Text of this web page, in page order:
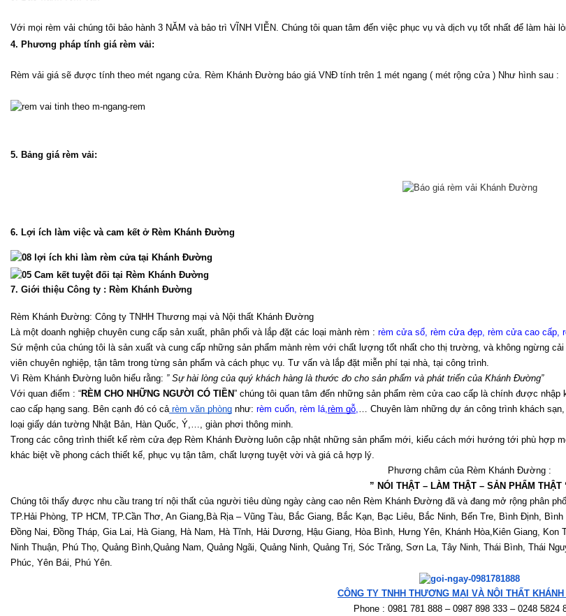
Với mọi rèm vải chúng tôi bảo hành 3 NĂM và bảo trì VĨNH VIỄN. Chúng tôi quan tâm đến việc phục vụ và dịch vụ tốt nhất để làm hài
4. Phương pháp tính giá rèm vải:
Rèm vải giá sẽ được tính theo mét ngang cửa. Rèm Khánh Đường báo giá VNĐ tính trên 1 mét ngang ( mét rộng cửa ) Như hình sau :
5. Bảng giá rèm vải:
6. Lợi ích làm việc và cam kết ở Rèm Khánh Đường
7. Giới thiệu Công ty : Rèm Khánh Đường
Rèm Khánh Đường: Công ty TNHH Thương mại và Nội thất Khánh Đường
Là một doanh nghiệp chuyên cung cấp sản xuất, phân phối và lắp đặt các loại mành rèm : rèm cửa sổ, rèm cửa đẹp, rèm cửa cao cấp,
Sứ mệnh của chúng tôi là sản xuất và cung cấp những sản phẩm mành rèm với chất lượng tốt nhất cho thị trường, và không ngừng
viên chuyên nghiệp, tận tâm trong từng sản phẩm và cách phục vụ. Tư vấn và lắp đặt miễn phí tại nhà, tại công trình.
Vì Rèm Khánh Đường luôn hiểu rằng: ” Sự hài lòng của quý khách hàng là thước đo cho sản phẩm và phát triển của Khánh Đường”
Với quan điểm : “RÈM CHO NHỮNG NGƯỜI CÓ TIỀN” chúng tôi quan tâm đến những sản phẩm rèm cửa cao cấp là chính được
cao cấp hạng sang. Bên cạnh đó có cả rèm văn phòng như: rèm cuốn, rèm lá,rèm gỗ,… Chuyên làm những dự án công trình khách
loại giấy dán tường Nhật Bản, Hàn Quốc, Ý,…, giàn phơi thông minh.
Trong các công trình thiết kế rèm cửa đẹp Rèm Khánh Đường luôn cập nhật những sản phẩm mới, kiểu cách mới hướng tới phù hợp
khác biệt về phong cách thiết kế, phục vụ tận tâm, chất lượng tuyệt vời và giá cả hợp lý.
Phương châm của Rèm Khánh Đường :
” NÓI THẬT – LÀM THẬT – SẢN PHẨM THẬT
Chúng tôi thấy được nhu cầu trang trí nội thất của người tiêu dùng ngày càng cao nên Rèm Khánh Đường đã và đang mở rộng phân
TP.Hải Phòng, TP HCM, TP.Cần Thơ, An Giang,Bà Rịa – Vũng Tàu, Bắc Giang, Bắc Kạn, Bạc Liêu, Bắc Ninh, Bến Tre, Bình Định,
Đồng Nai, Đồng Tháp, Gia Lai, Hà Giang, Hà Nam, Hà Tĩnh, Hải Dương, Hậu Giang, Hòa Bình, Hưng Yên, Khánh Hòa,Kiên Giang,
Ninh Thuận, Phú Thọ, Quảng Bình,Quảng Nam, Quảng Ngãi, Quảng Ninh, Quảng Trị, Sóc Trăng, Sơn La, Tây Ninh, Thái Bình, Thái
Phúc, Yên Bái, Phú Yên.
CÔNG TY TNHH THƯƠNG MẠI VÀ NỘI THẤT
Phone : 0981 781 888 – 0987 898 333 – 0248 5824